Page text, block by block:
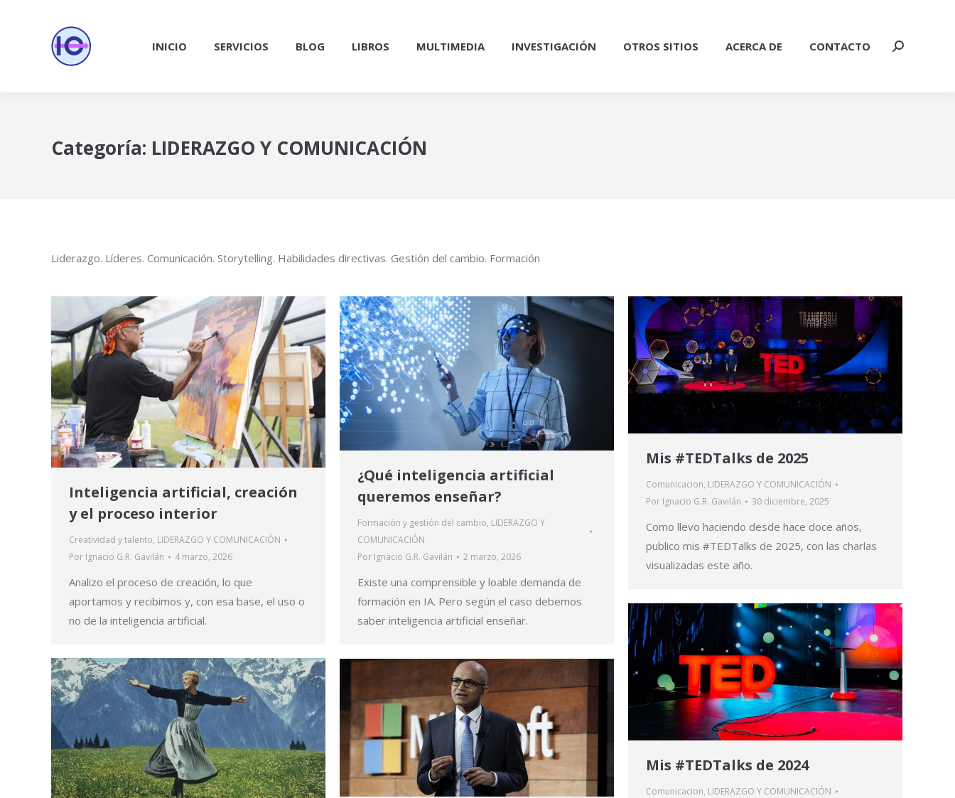
INICIO SERVICIOS BLOG LIBROS MULTIMEDIA INVESTIGACIÓN OTROS SITIOS ACERCA DE CONTACTO Buscar:
Categoría: LIDERAZGO Y COMUNICACIÓN
Liderazgo. Líderes. Comunicación. Storytelling. Habilidades directivas. Gestión del cambio. Formación
Inteligencia artificial, creación
y el proceso interior
Creatividad y talento, LIDERAZGO Y COMUNICACIÓN
Por Ignacio G.R. Gavilán 4 marzo, 2026
Analizo el proceso de creación, lo que
aportamos y recibimos y, con esa base, el uso o
no de la inteligencia artificial.
¿Qué inteligencia artificial
queremos enseñar?
Formación y gestión del cambio, LIDERAZGO Y
COMUNICACIÓN
Por Ignacio G.R. Gavilán 2 marzo, 2026
Existe una comprensible y loable demanda de
formación en IA. Pero según el caso debemos
saber inteligencia artificial enseñar.
Mis #TEDTalks de 2025
Comunicacion, LIDERAZGO Y COMUNICACIÓN
Por Ignacio G.R. Gavilán 30 diciembre, 2025
Como llevo haciendo desde hace doce años,
publico mis #TEDTalks de 2025, con las charlas
visualizadas este año.
Mis #TEDTalks de 2024
Comunicacion, LIDERAZGO Y COMUNICACIÓN